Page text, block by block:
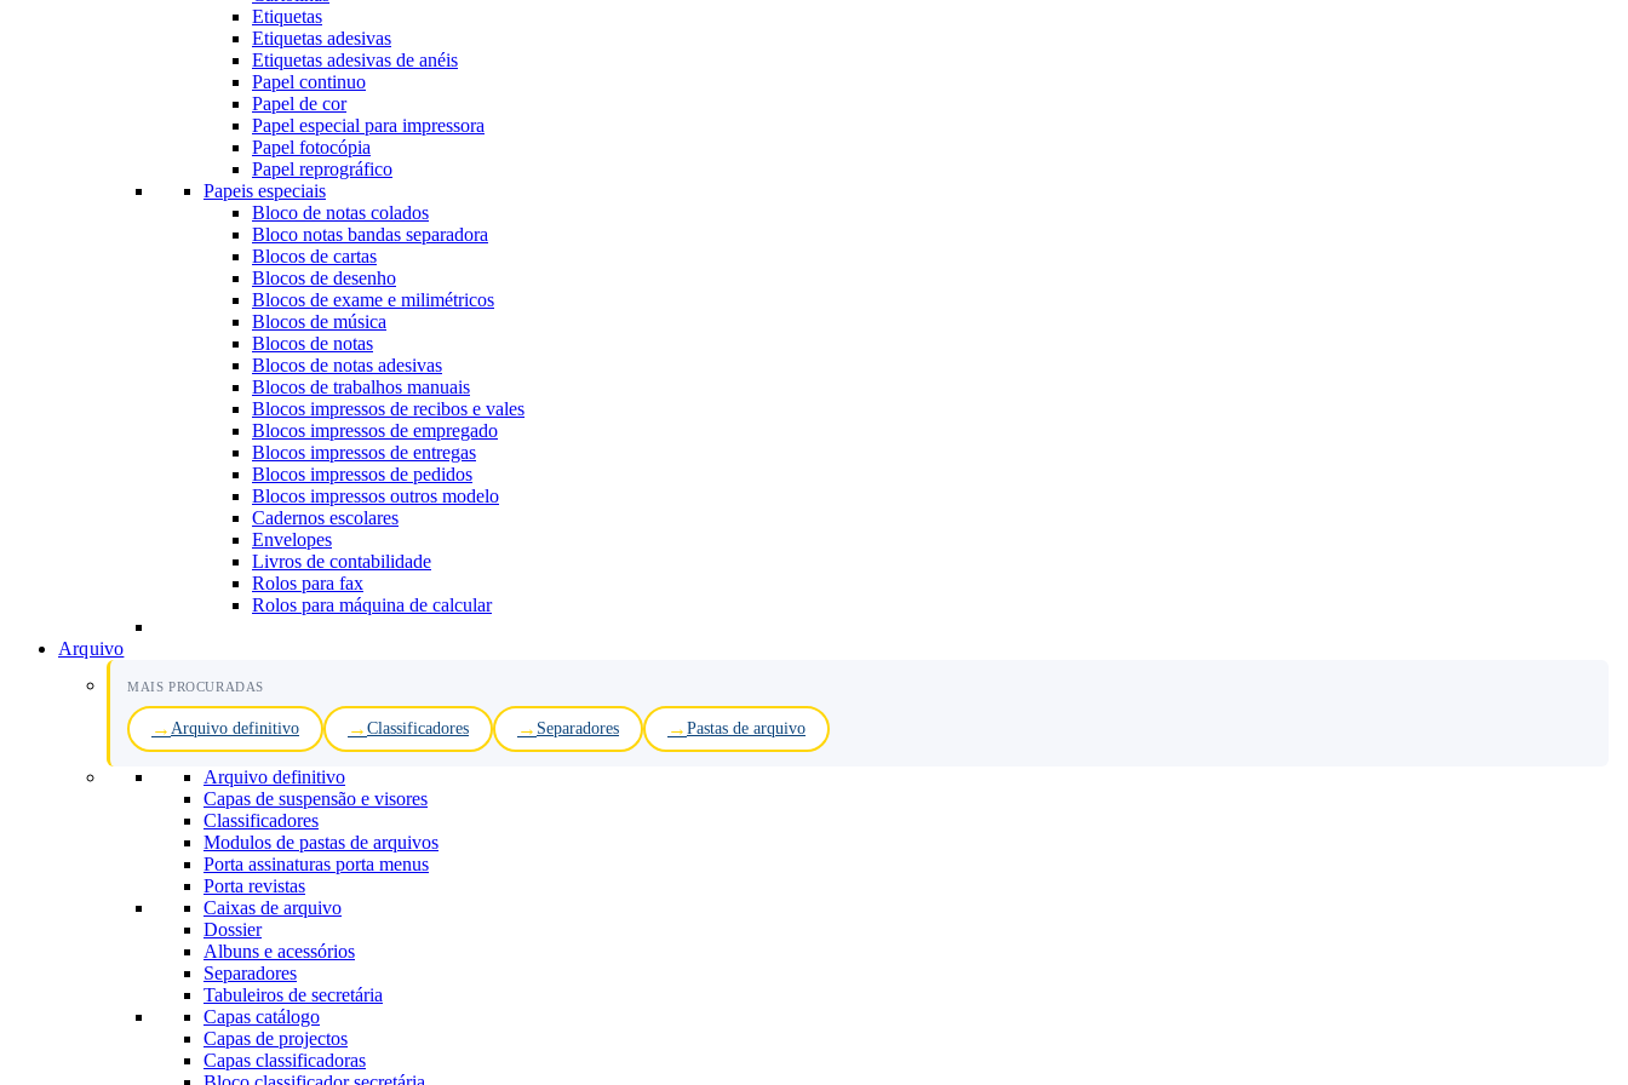
Etiquetas
Etiquetas adesivas
Etiquetas adesivas de anéis
Papel continuo
Papel de cor
Papel especial para impressora
Papel fotocópia
Papel reprográfico
Papeis especiais
Bloco de notas colados
Bloco notas bandas separadora
Blocos de cartas
Blocos de desenho
Blocos de exame e milimétricos
Blocos de música
Blocos de notas
Blocos de notas adesivas
Blocos de trabalhos manuais
Blocos impressos de recibos e vales
Blocos impressos de empregado
Blocos impressos de entregas
Blocos impressos de pedidos
Blocos impressos outros modelo
Cadernos escolares
Envelopes
Livros de contabilidade
Rolos para fax
Rolos para máquina de calcular
Arquivo
MAIS PROCURADAS
Arquivo definitivo Classificadores Separadores Pastas de arquivo
Arquivo definitivo
Capas de suspensão e visores
Classificadores
Modulos de pastas de arquivos
Porta assinaturas porta menus
Porta revistas
Caixas de arquivo
Dossier
Albuns e acessórios
Separadores
Tabuleiros de secretária
Capas catálogo
Capas de projectos
Capas classificadoras